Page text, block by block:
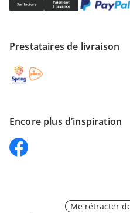
Prestataires de livraison
Encore plus d’inspiration
Me rétracter